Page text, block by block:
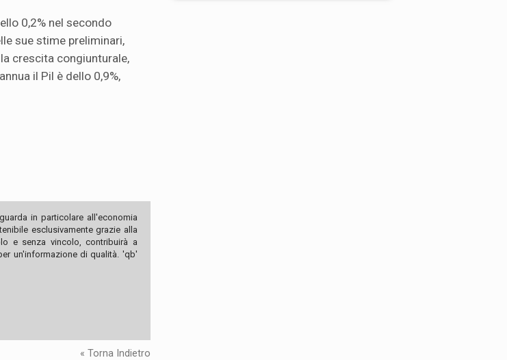
0,2% nel secondo
sue stime preliminari,
crescita congiunturale,
il Pil è dello 0,9%,
in particolare all'economia
esclusivamente grazie alla
e senza vincolo, contribuirà a
un'informazione di qualità. 'qb'
« Torna Indietro